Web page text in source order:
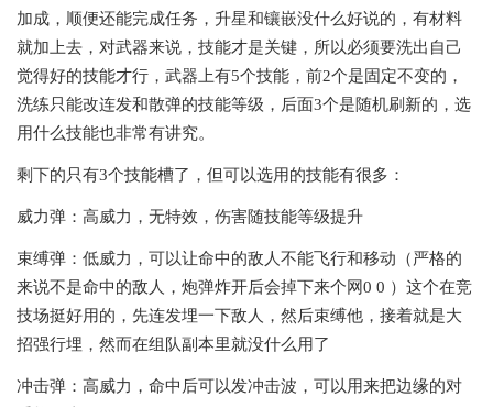
加成，顺便还能完成任务，升星和镶嵌没什么好说的，有材料
就加上去，对武器来说，技能才是关键，所以必须要洗出自己
觉得好的技能才行，武器上有5个技能，前2个是固定不变的，
洗练只能改连发和散弹的技能等级，后面3个是随机刷新的，选
用什么技能也非常有讲究。
剩下的只有3个技能槽了，但可以选用的技能有很多：
威力弹：高威力，无特效，伤害随技能等级提升
束缚弹：低威力，可以让命中的敌人不能飞行和移动（严格的
来说不是命中的敌人，炮弹炸开后会掉下来个网0 0 ）这个在竞
技场挺好用的，先连发埋一下敌人，然后束缚他，接着就是大
招强行埋，然而在组队副本里就没什么用了
冲击弹：高威力，命中后可以发冲击波，可以用来把边缘的对